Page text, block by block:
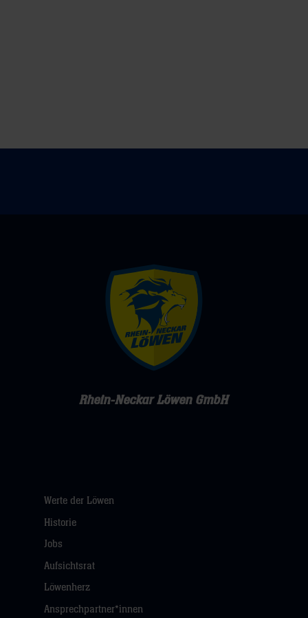
Rhein-Neckar Löwen GmbH
Werte der Löwen
Historie
Jobs
Aufsichtsrat
Löwenherz
Ansprechpartner*innen